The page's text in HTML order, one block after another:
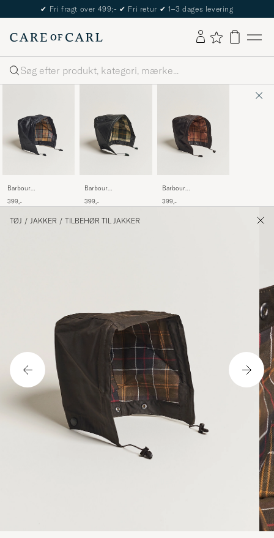
The Care of Carl Passport
Søg
Barbour
HoodNavy
399,-
Barbour
HoodSage
399,-
Barbour
HoodRustic
399,-
TØJ / JAKKER / TILBEHØR TIL JAKKER